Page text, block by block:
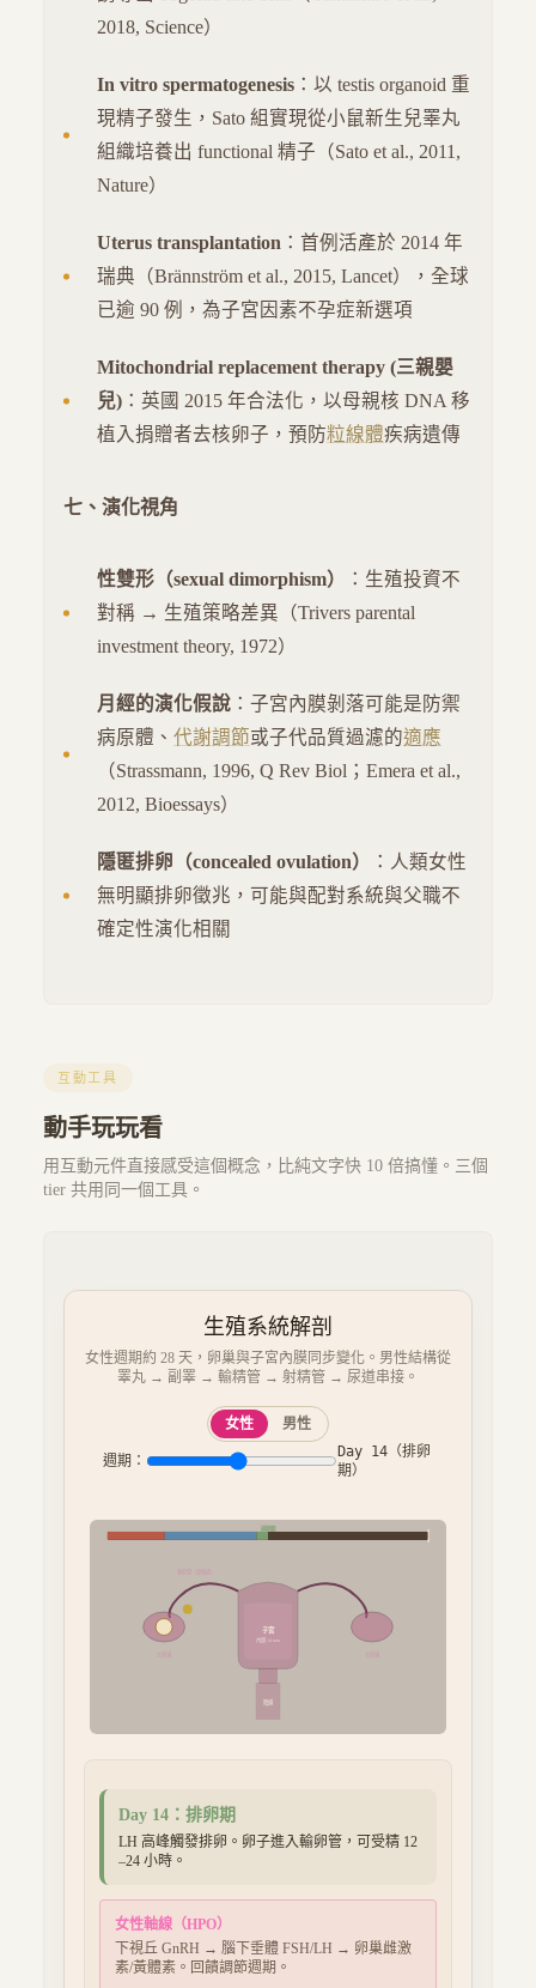
2018, Science）
In vitro spermatogenesis ：以 testis organoid 重
現精子發生，Sato 組實現從小鼠新生兒睪丸
組織培養出 functional 精子（Sato et al., 2011,
Nature）
Uterus transplantation ：首例活產於 2014 年
瑞典（Brännström et al., 2015, Lancet），全球
已逾 90 例，為子宮因素不孕症新選項
Mitochondrial replacement therapy (三親嬰
兒) ：英國 2015 年合法化，以母親核 DNA 移
植入捐贈者去核卵子，預防粒線體疾病遺傳
七、演化視角
性雙形（sexual dimorphism）
：生殖投資不
對稱 → 生殖策略差異（Trivers parental
investment theory, 1972）
月經的演化假說 ：子宮內膜剝落可能是防禦
病原體、 代謝調節或子代品質過濾的適應
（Strassmann, 1996, Q Rev Biol；Emera et al.,
2012, Bioessays）
隱匿排卵（concealed ovulation）
：人類女性
無明顯排卵徵兆，可能與配對系統與父職不
確定性演化相關
互動工具
動手玩玩看
用互動元件直接感受這個概念，比純文字快 10 倍搞懂。三個
tier 共用同一個工具。
生殖系統解剖
女性週期約 28 天，卵巢與子宮內膜同步變化。男性結構從
睪丸 → 副睪 → 輸精管 → 射精管 → 尿道串接。
女性 男性
週期：
Day 14 （排卵
期）
子宮
內膜 14mm
陰道
排卵期
Day 14 ： 排卵期
LH 高峰觸發排卵。卵子進入輸卵管，可受精 12
–24 小時。
女性軸線（HPO）
下視丘 GnRH → 腦下垂體 FSH/LH → 卵巢雌激
素/黃體素。回饋調節週期。